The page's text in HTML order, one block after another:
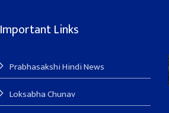
Important Links
Prabhasakshi Hindi News
Loksabha Chunav